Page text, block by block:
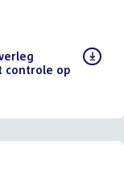
controle op